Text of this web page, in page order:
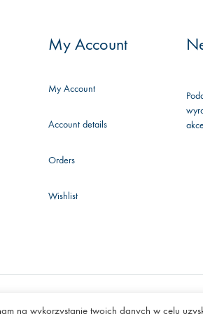
My Account
My Account
Account details
Orders
Wishlist
na wykorzystanie twoich danych w celu